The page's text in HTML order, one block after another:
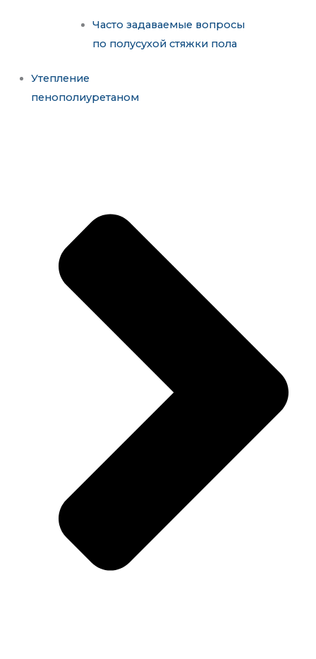
Часто задаваемые вопросы
по полусухой стяжки пола
Утепление
пенополиуретаном